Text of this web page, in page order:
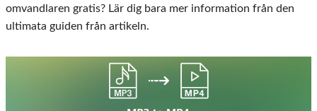
omvandlaren gratis? Lär dig bara mer information från den
ultimata guiden från artikeln.